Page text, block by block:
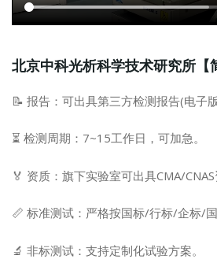
北京中科光析科学技术研究所【
📝 报告：可出具第三方检测报告(电子
⏳ 检测周期：7~15工作日，可加急。
🏅 资质：旗下实验室可出具CMA/CNAS
📏 标准测试：严格按国标/行标/企标/国
🔬 非标测试：支持定制化试验方案。